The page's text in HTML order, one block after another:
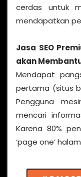
cerdas untuk
mendapatkan
Jasa SEO
akan
Mendapat
pertama (situs
Pengguna
mencari
Karena 80%
‘page one’